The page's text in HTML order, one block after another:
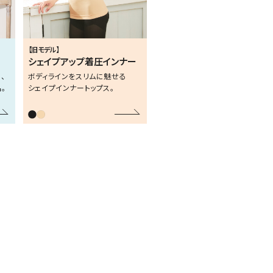
【旧モデル】
シェイプアップ着圧インナー
ボディラインをスリムに魅せる
シェイプインナートップス。